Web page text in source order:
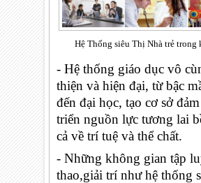
Hệ Thống siêu Thị Nhà trẻ trong
- Hệ thống giáo dục vô
thiện và hiện đại, từ bậc
đến đại học, tạo cơ sở
triển nguồn lực tương lai
cả về trí tuệ và thể chất.
- Những không gian tập
thao,giải trí như hệ thống